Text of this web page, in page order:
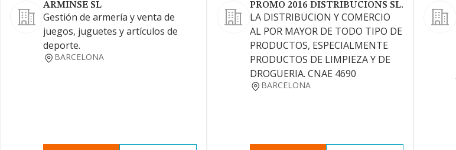
ARMINSE SL
Gestión de armería y venta de
juegos, juguetes y artículos de
deporte.
BARCELONA
PROMO 2016 DISTRIBUCIONS SL.
LA DISTRIBUCION Y COMERCIO
AL POR MAYOR DE TODO TIPO DE
PRODUCTOS, ESPECIALMENTE
PRODUCTOS DE LIMPIEZA Y DE
DROGUERIA. CNAE 4690
BARCELONA